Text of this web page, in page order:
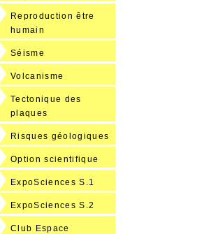
Reproduction être
humain
Séisme
Volcanisme
Tectonique des
plaques
Risques géologiques
Option scientifique
ExpoSciences S.1
ExpoSciences S.2
Club Espace